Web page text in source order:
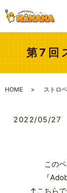
第7回
HOME ストロ
2022/05/27
この
『
↑こちらで